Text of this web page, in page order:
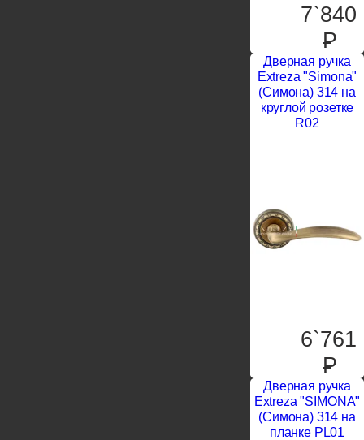
7`840
P
Дверная ручка
Extreza "Simona"
(Симона) 314 на
круглой розетке
R02
6`761
P
Дверная ручка
Extreza "SIMONA"
(Симона) 314 на
планке PL01